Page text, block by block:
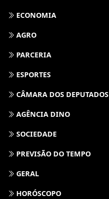
ECONOMIA
AGRO
PARCERIA
ESPORTES
CÂMARA DOS DEPUTADOS
AGÊNCIA DINO
SOCIEDADE
PREVISÃO DO TEMPO
GERAL
HORÓSCOPO